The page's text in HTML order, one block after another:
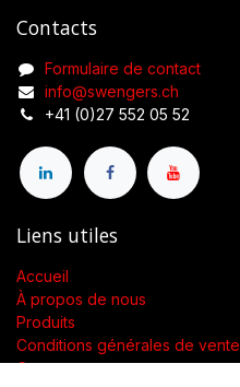
Contacts
Formulaire de contact
info@swengers.ch
+41 (0)27 552 05 52
Liens utiles
Accueil
À propos de nous
Produits
Conditions générales de vente
Contactez-nous